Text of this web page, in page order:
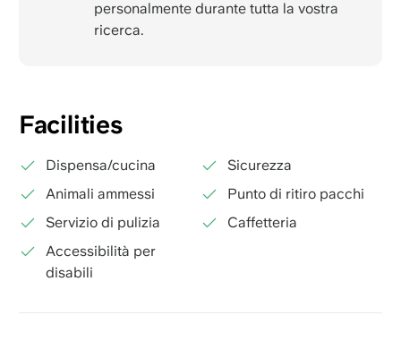
personalmente durante tutta la vostra
ricerca.
Facilities
Dispensa/cucina
Sicurezza
Animali ammessi
Punto di ritiro pacchi
Servizio di pulizia
Caffetteria
Accessibilità per
disabili